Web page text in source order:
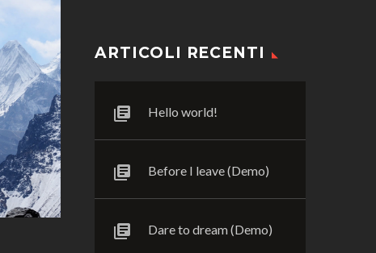
ARTICOLI RECENTI
Hello world!
Before I leave (Demo)
Dare to dream (Demo)